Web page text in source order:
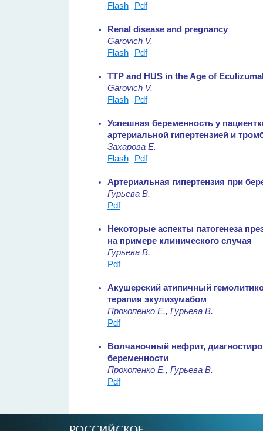
Flash
Pdf
Renal disease and pregnancy
Garovich V.
Flash
Pdf
TTP and HUS in the Age of
Garovich V.
Flash
Pdf
Успешная беременность у
артериальной гипертензией и
Захарова Е.
Flash
Pdf
Артериальная гипертензия при
Гурьева В.
Pdf
Некоторые аспекты патогенеза
на примере клинического случая
Гурьева В.
Pdf
Акушерский атипичный
терапия экулизумабом
Прокопенко Е., Гурьева В.
Pdf
Волчаночный нефрит,
беременности
Прокопенко Е., Гурьева В.
Pdf